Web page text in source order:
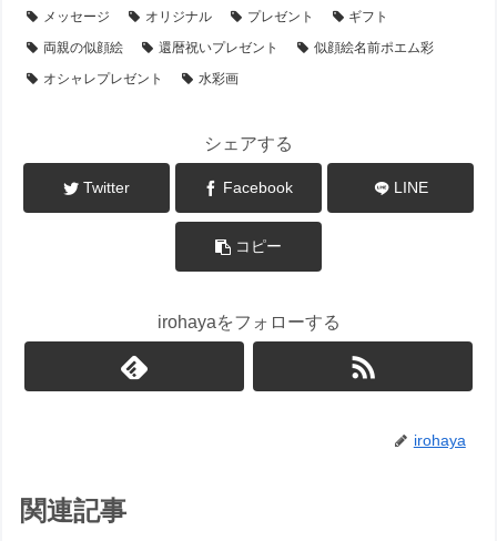
メッセージ オリジナル プレゼント
ギフト
両親の似顔絵
還暦祝いプレゼント
似顔絵名前ポエム彩
オシャレプレゼント
水彩画
シェアする
Twitter Facebook LINE
コピー
irohayaをフォローする
irohaya
関連記事